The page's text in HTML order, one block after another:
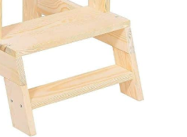
Cadeau garcon fille
JOUETS ADAPTÉS AUX
TOUT-PETITS - Le busy
board montessori est
adapté aux filles et
garçons de plus de 10
mois. Fabriqué en feutre
cousu, il ne libère ni